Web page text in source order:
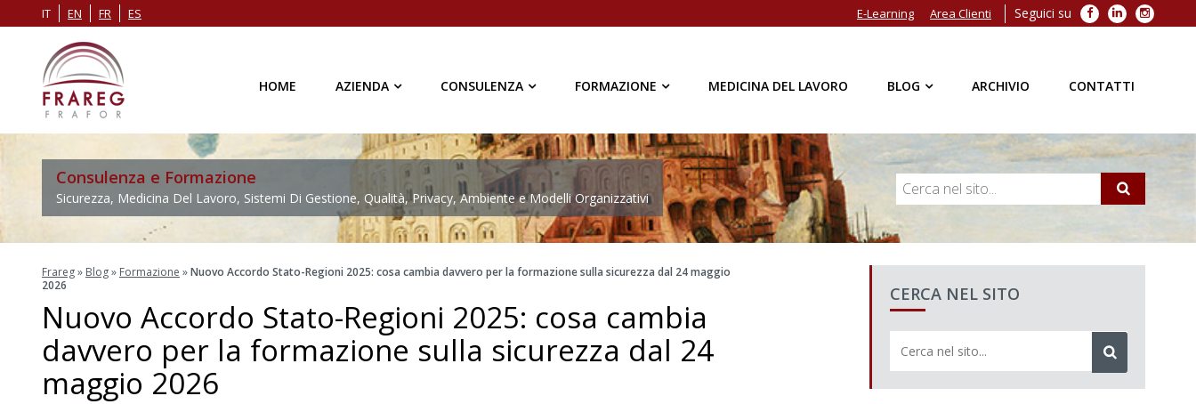
IT EN FR ES Seguici su Facebook
LinkedIn
E-Learning Area Clienti
HOME AZIENDA CONSULENZA FORMAZIONE MEDICINA DEL LAVORO BLOG ARCHIVIO CONTATTI
Consulenza e Formazione
Sicurezza, Medicina Del Lavoro, Sistemi Di Gestione, Qualità, Privacy, Ambiente e Modelli Organizzativi
Frareg» Blog» Formazione »Nuovo Accordo Stato-Regioni 2025: cosa cambia davvero per la formazione sulla sicurezza dal 24 maggio
2026
Nuovo Accordo Stato-Regioni 2025: cosa cambia
davvero per la formazione sulla sicurezza dal 24
maggio 2026
CERCA NEL SITO